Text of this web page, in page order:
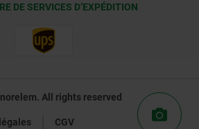
DE SERVICES D’EXPÉDITION
All rights reserved
CGV